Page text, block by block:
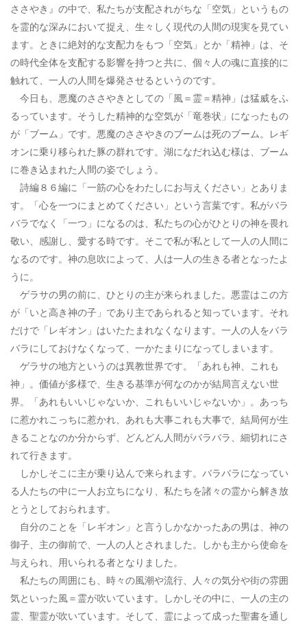
ささやき』の中で、私たちが支配されがちな「空気」というもの
を霊的な深みにおいて捉え、生々しく現代の人間の現実を見てい
ます。ときに絶対的な支配力をもつ「空気」とか「精神」は、そ
の時代全体を支配する影響を持つと共に、個々人の魂に直接的に
触れて、一人の人間を爆発させるというのです。
今日も、悪魔のささやきとしての「風＝霊＝精神」は猛威をふ
るっています。そうした精神的な空気が「竜巻状」になったもの
が「ブーム」です。悪魔のささやきのブームは死のブーム。レギ
オンに乗り移られた豚の群れです。湖になだれ込む様は、ブーム
に巻き込まれた人間の姿でしょう。
詩編８６編に「一筋の心をわたしにお与えください」とありま
す。「心を一つにまとめてください」という言葉です。私がバラ
バラでなく「一つ」になるのは、私たちの心がひとりの神を畏れ
敬い、感謝し、愛する時です。そこで私が私として一人の人間に
なるのです。神の息吹によって、人は一人の生きる者となったよ
うに。
ゲラサの男の前に、ひとりの主が来られました。悪霊はこの方
が「いと高き神の子」であり主であられると知っています。それ
だけで「レギオン」はいたたまれなくなります。一人の人をバラ
バラにしておけなくなって、一かたまりになってしまいます。
ゲラサの地方というのは異教世界です。「あれも神、これも
神」。価値が多様で、生きる基準が何なのかが結局言えない世
界。「あれもいいじゃないか、これもいいじゃないか」。あっち
に惹かれこっちに惹かれ、あれも大事これも大事で、結局何が生
きることなのか分からず、どんどん人間がバラバラ、細切れにさ
れて行きます。
しかしそこに主が乗り込んで来られます。バラバラになってい
る人たちの中に一人お立ちになり、私たちを諸々の霊から解き放
とうとしておられます。
自分のことを「レギオン」と言うしかなかったあの男は、神の
御子、主の御前で、一人の人とされました。しかも主から使命を
与えられ、用いられる者となりました。
私たちの周囲にも、時々の風潮や流行、人々の気分や街の雰囲
気といった風＝霊が吹いています。しかしその中に、一人の主の
霊、聖霊が吹いています。そして、霊によって成った聖書を通し